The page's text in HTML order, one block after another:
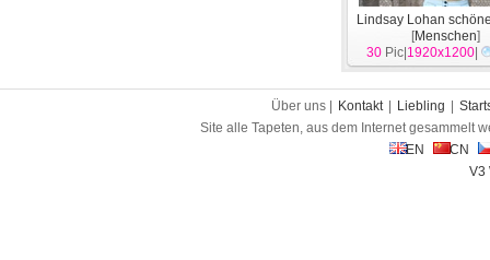
Lindsay Lohan
[Menschen]
30 Pic| 1920x1200
Über uns | Kontakt Liebling
Site alle Tapeten, aus dem Internet gesammelt
EN
CN
V3